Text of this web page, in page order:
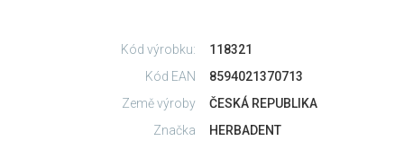
Kód výrobku:
118321
Kód EAN
8594021370713
Země výroby
ČESKÁ REPUBLIKA
Značka
HERBADENT